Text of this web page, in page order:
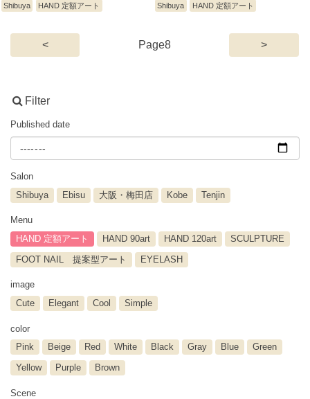
Shibuya HAND 定額アート Shibuya HAND 定額アート
< 8(current) >
Filter
Published date
Salon
Shibuya
Ebisu 大阪・梅田店 Kobe Tenjin
Menu
HAND 定額アート
HAND 90art HAND 120art
SCULPTURE
FOOT NAIL 提案型アート
EYELASH
image
Cute
Elegant Cool Simple
color
Pink
Beige Red White Black Gray Blue
Green
Yellow
Purple Brown
Scene